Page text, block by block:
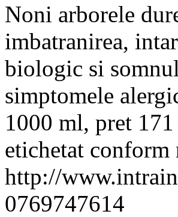
Noni arborele
imbatranirea,
biologic si
simptomele
1000 ml, pret
etichetat
http://
0769747614